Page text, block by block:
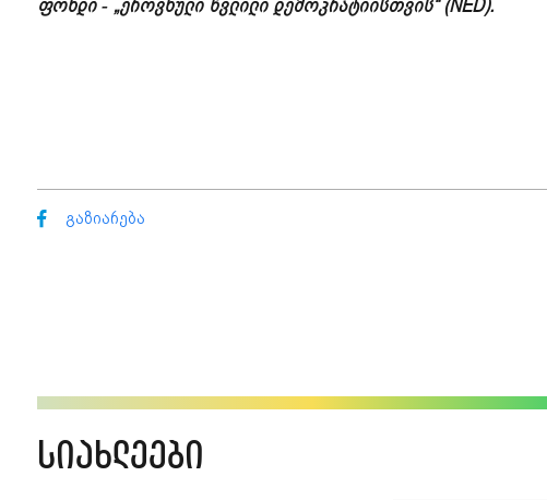
ფონდი - „ეროვნული წვლილი დემოკრატიისთვის“ (NED).
გაზიარება
სიახლეები